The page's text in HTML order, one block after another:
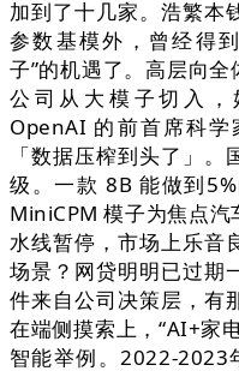
加到了十几家。浩繁本
参数基模外，曾经得
子”的机遇了。高层向
公司从大模子切入，
OpenAI 的前首席科学
「数据压榨到头了」
级。一款 8B 能做到
MiniCPM 模子为焦点
水线暂停，市场上乐音
场景？网贷明明已过期
件来自公司决策层，有
在端侧摸索上，“AI+家
智能举例。2022-